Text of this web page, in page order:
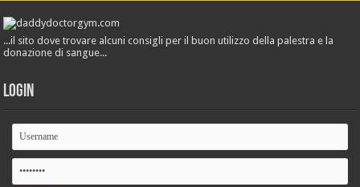
...il sito dove trovare alcuni consigli per il buon utilizzo della palestra e la
donazione di sangue...
Login